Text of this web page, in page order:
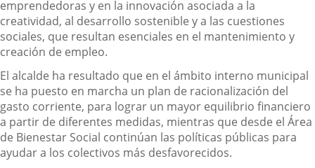
emprendedoras y en la innovación asociada a la
creatividad, al desarrollo sostenible y a las cuestiones
sociales, que resultan esenciales en el mantenimiento y
creación de empleo.
El alcalde ha resultado que en el ámbito interno municipal
se ha puesto en marcha un plan de racionalización del
gasto corriente, para lograr un mayor equilibrio financiero
a partir de diferentes medidas, mientras que desde el Área
de Bienestar Social continúan las políticas públicas para
ayudar a los colectivos más desfavorecidos.